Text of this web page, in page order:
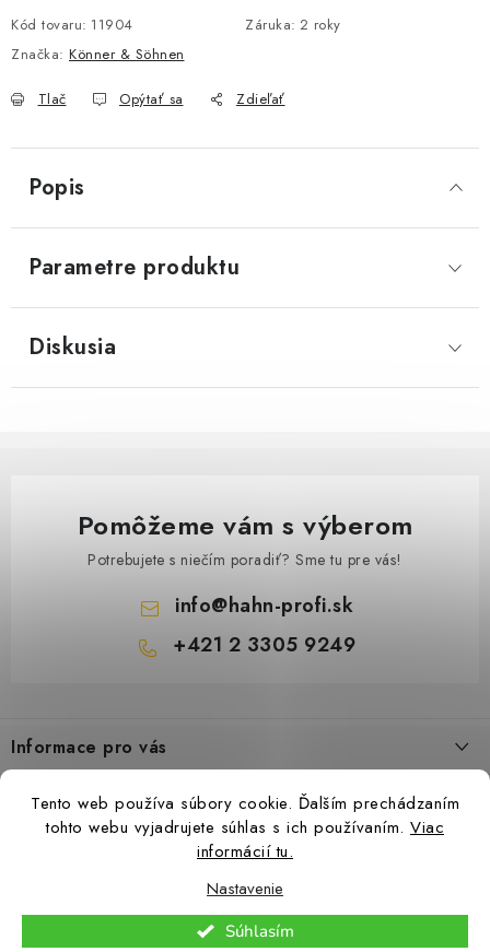
Tento web používa súbory cookie. Ďalším prechádzaním
tohto webu vyjadrujete súhlas s ich používaním. Viac
informácií tu.
Nastavenie
Súhlasím
Kód tovaru: 11904 Záruka: 2 roky
Značka: Könner & Söhnen
Tlač Opýtať sa Zdieľať
Popis
Parametre produktu
Diskusia
Pomôžeme vám s výberom
Potrebujete s niečím poradiť? Sme tu pre vás!
info@hahn-profi.sk
+421 2 3305 9249
p
ä
Informace pro vás
Zásady ochrany osobných údajov
. Všetky práva vyhradené.